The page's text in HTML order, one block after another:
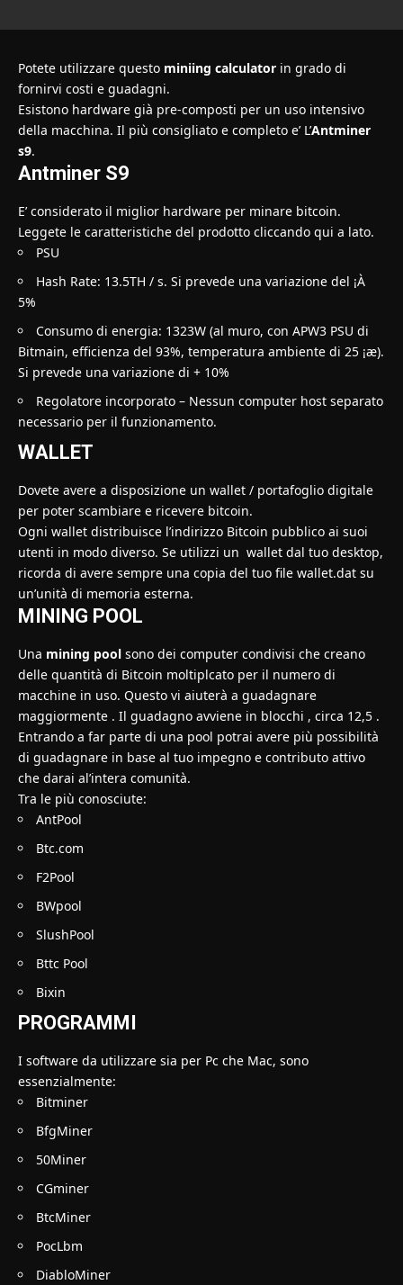
Potete utilizzare questo miniing calculator in grado di
fornirvi costi e guadagni.
Esistono hardware già pre-composti per un uso intensivo
della macchina. Il più consigliato e completo e’ L’Antminer
s9.
Antminer S9
E’ considerato il miglior hardware per minare bitcoin.
Leggete le caratteristiche del prodotto cliccando qui a lato.
PSU
Hash Rate: 13.5TH / s. Si prevede una variazione del ¡À
5%
Consumo di energia: 1323W (al muro, con APW3 PSU di
Bitmain, efficienza del 93%, temperatura ambiente di 25 ¡æ).
Si prevede una variazione di + 10%
Regolatore incorporato – Nessun computer host separato
necessario per il funzionamento.
WALLET
Dovete avere a disposizione un wallet / portafoglio digitale
per poter scambiare e ricevere bitcoin.
Ogni wallet distribuisce l’indirizzo Bitcoin pubblico ai suoi
utenti in modo diverso. Se utilizzi un wallet dal tuo desktop,
ricorda di avere sempre una copia del tuo file wallet.dat su
un’unità di memoria esterna.
MINING POOL
Una mining pool sono dei computer condivisi che creano
delle quantità di Bitcoin moltiplcato per il numero di
macchine in uso. Questo vi aiuterà a guadagnare
maggiormente . Il guadagno avviene in blocchi , circa 12,5 .
Entrando a far parte di una pool potrai avere più possibilità
di guadagnare in base al tuo impegno e contributo attivo
che darai al’intera comunità.
Tra le più conosciute:
AntPool
Btc.com
F2Pool
BWpool
SlushPool
Bttc Pool
Bixin
PROGRAMMI
I software da utilizzare sia per Pc che Mac, sono
essenzialmente:
Bitminer
BfgMiner
50Miner
CGminer
BtcMiner
PocLbm
DiabloMiner